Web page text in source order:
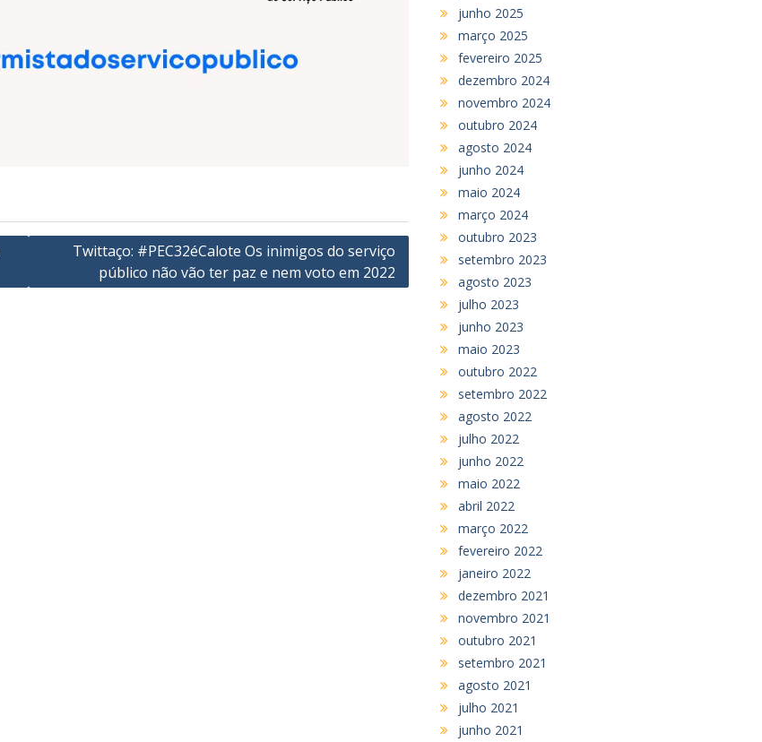
Twittaço: #PEC32éCalote Os inimigos do serviço
público não vão ter paz e nem voto em 2022
junho 2025
março 2025
fevereiro 2025
dezembro 2024
novembro 2024
outubro 2024
agosto 2024
junho 2024
maio 2024
março 2024
outubro 2023
setembro 2023
agosto 2023
julho 2023
junho 2023
maio 2023
outubro 2022
setembro 2022
agosto 2022
julho 2022
junho 2022
maio 2022
abril 2022
março 2022
fevereiro 2022
janeiro 2022
dezembro 2021
novembro 2021
outubro 2021
setembro 2021
agosto 2021
julho 2021
junho 2021